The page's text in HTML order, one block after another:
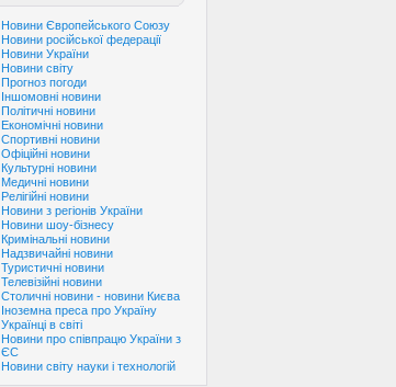
Новини Європейського Союзу
Новини російської федерації
Новини України
Новини світу
Прогноз погоди
Іншомовні новини
Політичні новини
Економічні новини
Спортивні новини
Офіційні новини
Культурні новини
Медичні новини
Релігійні новини
Новини з регіонів України
Новини шоу-бізнесу
Кримінальні новини
Надзвичайні новини
Туристичні новини
Телевізійні новини
Столичні новини - новини Києва
Іноземна преса про Україну
Українці в світі
Новини про співпрацю України з
ЄС
Новини світу науки і технологій